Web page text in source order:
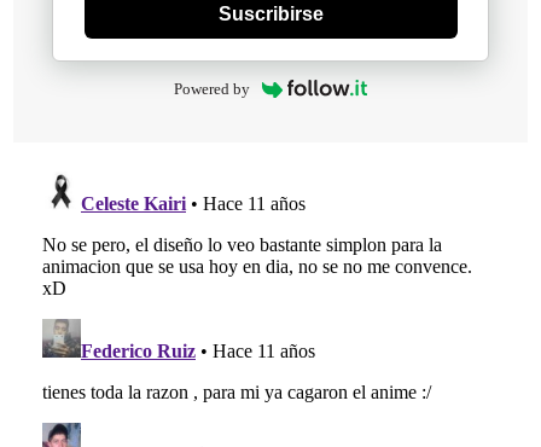
Suscribirse
Powered by